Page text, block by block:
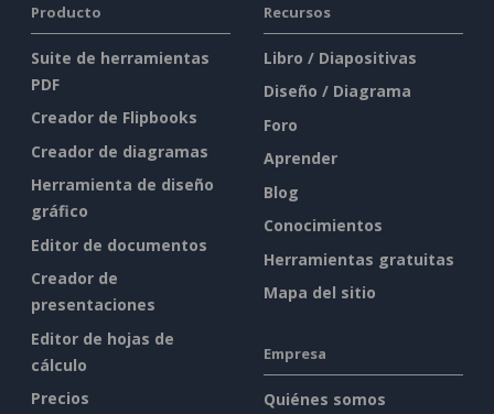
Producto
Suite de herramientas
PDF
Creador de Flipbooks
Creador de diagramas
Herramienta de diseño
gráfico
Editor de documentos
Creador de
presentaciones
Editor de hojas de
cálculo
Precios
Recursos
Libro / Diapositivas
Diseño / Diagrama
Foro
Aprender
Blog
Conocimientos
Herramientas gratuitas
Mapa del sitio
Empresa
Quiénes somos